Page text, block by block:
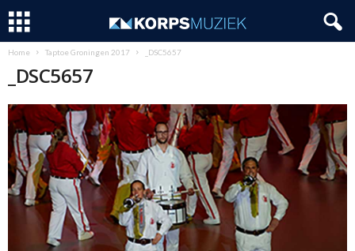
Home Taptoe Groningen 2017 _DSC5657
_DSC5657